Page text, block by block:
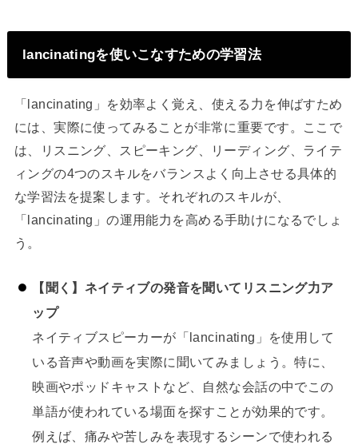
lancinatingを使いこなすための学習法
「lancinating」を効率よく覚え、使える力を伸ばすため
には、実際に使ってみることが非常に重要です。ここで
は、リスニング、スピーキング、リーディング、ライテ
ィングの4つのスキルをバランスよく向上させる具体的
な学習法を提案します。それぞれのスキルが、
「lancinating」の運用能力を高める手助けになるでしょ
う。
【聞く】ネイティブの発音を聞いてリスニング力ア
ップ
ネイティブスピーカーが「lancinating」を使用して
いる音声や動画を実際に聞いてみましょう。特に、
映画やポッドキャストなど、自然な会話の中でこの
単語が使われている場面を探すことが効果的です。
例えば、痛みや苦しみを表現するシーンで使われる